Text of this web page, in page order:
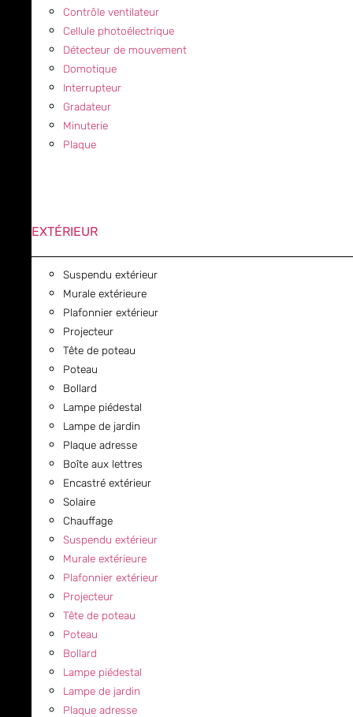
Contrôle ventilateur
Cellule photoélectrique
Détecteur de mouvement
Domotique
Interrupteur
Gradateur
Minuterie
Plaque
EXTÉRIEUR
Suspendu extérieur
Murale extérieure
Plafonnier extérieur
Projecteur
Tête de poteau
Poteau
Bollard
Lampe piédestal
Lampe de jardin
Plaque adresse
Boîte aux lettres
Encastré extérieur
Solaire
Chauffage
Suspendu extérieur
Murale extérieure
Plafonnier extérieur
Projecteur
Tête de poteau
Poteau
Bollard
Lampe piédestal
Lampe de jardin
Plaque adresse